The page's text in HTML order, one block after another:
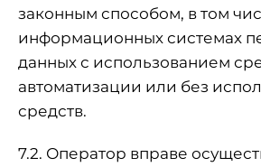
законным способом, в том
информационных системах
данных с использованием
автоматизации или без
средств.
7.2. Оператор вправе